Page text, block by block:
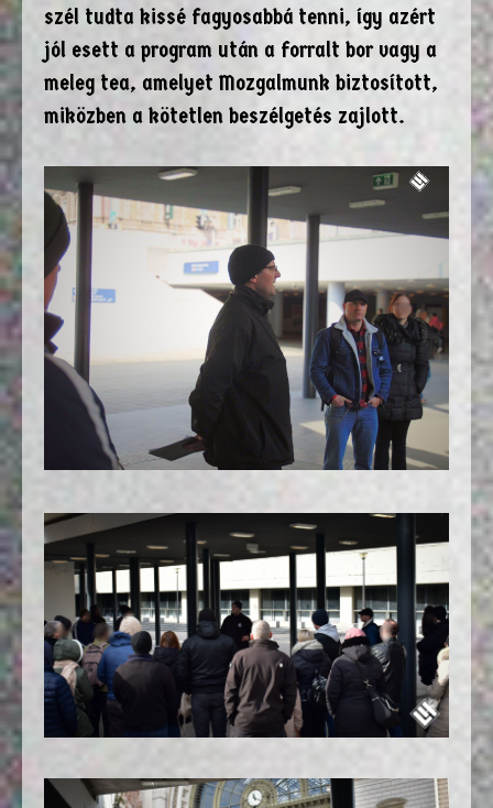
szél tudta kissé fagyosabbá tenni, így azért
jól esett a program után a forralt bor vagy a
meleg tea, amelyet Mozgalmunk biztosított,
miközben a kötetlen beszélgetés zajlott.